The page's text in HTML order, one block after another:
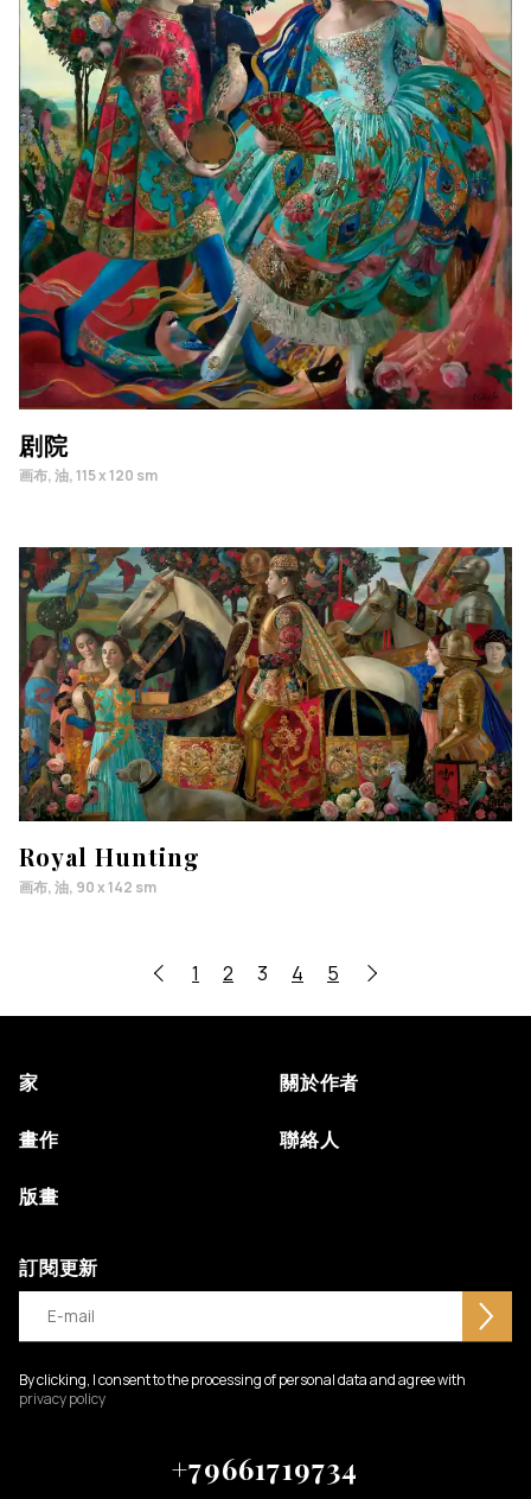
剧院
画布, 油, 115 x 120 sm
Royal Hunting
画布, 油, 90 x 142 sm
1 2 3 4 5
家
畫作
版畫
關於作者
聯絡人
訂閱更新
By clicking, I consent to the processing of personal data and agree with
privacy policy
+79661719734